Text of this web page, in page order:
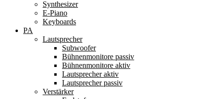
Synthesizer
E-Piano
Keyboards
PA
Lautsprecher
Subwoofer
Bühnenmonitore passiv
Bühnenmonitore aktiv
Lautsprecher aktiv
Lautsprecher passiv
Verstärker